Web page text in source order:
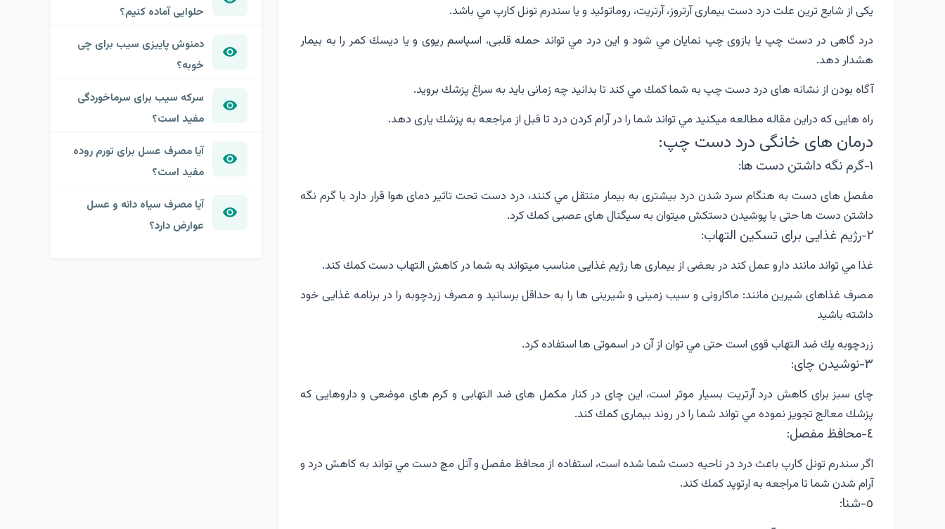
يكى از شايع ترين علت درد دست بيمارى آرتروز، آرتريت، روماتوئيد و يا سندرم تونل كارپ مي باشد.
درد گاهى در دست چپ يا بازوى چپ نمايان مي شود و اين درد مي تواند حمله قلبى، اسپاسم ريوى و يا ديسك كمر را به بيمار
هشدار دهد.
آگاه بودن از نشانه هاى درد دست چپ به شما كمك مي كند تا بدانيد چه زمانى بايد به سراغ پزشك برويد.
راه هايى كه دراين مقاله مطالعه ميكنيد مي تواند شما را در آرام كردن درد تا قبل از مراجعه به پزشك يارى دهد.
درمان هاى خانگى درد دست چپ:
١-گرم نگه داشتن دست ها:
مفصل هاى دست به هنگام سرد شدن درد بيشترى به بيمار منتقل مي كنند، درد دست تحت تاثير دماى هوا قرار دارد با گرم نگه
داشتن دست ها حتى با پوشيدن دستكش ميتوان به سيگنال هاى عصبى كمك كرد.
٢-رژيم غذايى براى تسكين التهاب:
غذا مي تواند مانند دارو عمل كند در بعضى از بيمارى ها رژيم غذايى مناسب ميتواند به شما در كاهش التهاب دست كمك كند.
مصرف غذاهاى شيرين مانند: ماكارونى و سيب زمينى و شيرينى ها را به حداقل برسانيد و مصرف زردچوبه را در برنامه غذايى خود
داشته باشيد
زردچوبه يك ضد التهاب قوى است حتى مي توان از آن در اسموتى ها استفاده كرد.
٣-نوشيدن چای:
چاى سبز براى كاهش درد آرتريت بسيار موثر است، اين چاى در كنار مكمل هاى ضد التهابی و كرم هاى موضعى و داروهايى كه
پزشك معالج تجويز نموده مي تواند شما را در روند بيمارى كمك كند.
٤-محافظ مفصل:
اگر سندرم تونل كارپ باعث درد در ناحيه دست شما شده است، استفاده از محافظ مفصل و آتل مچ دست مي تواند به كاهش درد و
آرام شدن شما تا مراجعه به ارتوپد كمك كند.
٥-شنا:
حلوایی آماده کنیم؟
دمنوش پاییزی سیب برای چی
خوبه؟
سرکه سیب برای سرماخوردگی
مفید است؟
آیا مصرف عسل برای تورم روده
مفید است؟
آیا مصرف سیاه دانه و عسل
عوارض دارد؟